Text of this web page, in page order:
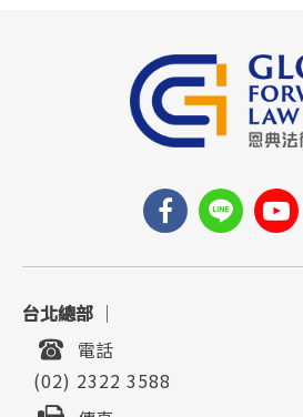
台北總部 ｜
電話
(02) 2322 3588